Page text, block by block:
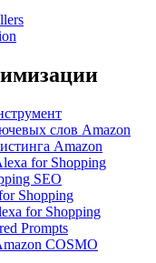
слов Amazon
Amazon
for Shopping
SEO
Shopping
for Shopping
Prompts
COSMO